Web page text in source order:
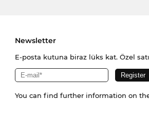
Newsletter
E-posta kutuna biraz lüks kat. Özel
You can find further information on